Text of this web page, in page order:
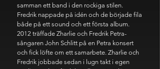
samman ett band i den rockiga stilen.
Fredrik nappade på idén och de började fila
både på ett sound och ett första album.
2012 träffade Zharlie och Fredrik Petra-
sångaren John Schlitt på en Petra konsert
och fick löfte om ett samarbete. Zharlie och
Fredrik jobbade sedan i lugn takt i egen